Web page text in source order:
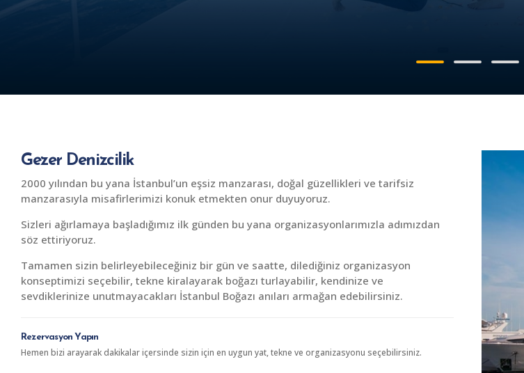
Gezer Denizcilik
2000 yılından bu yana İstanbul’un eşsiz manzarası, doğal güzellikleri ve tarifsiz
manzarasıyla misafirlerimizi konuk etmekten onur duyuyoruz.
Sizleri ağırlamaya başladığımız ilk günden bu yana organizasyonlarımızla adımızdan
söz ettiriyoruz.
Tamamen sizin belirleyebileceğiniz bir gün ve saatte, dilediğiniz organizasyon
konseptimizi seçebilir, tekne kiralayarak boğazı turlayabilir, kendinize ve
sevdiklerinize unutmayacakları İstanbul Boğazı anıları armağan edebilirsiniz.
Rezervasyon Yapın
Hemen bizi arayarak dakikalar içersinde sizin için en uygun yat, tekne ve organizasyonu seçebilirsiniz.